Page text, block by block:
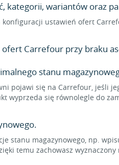
kategorii, wariantów oraz
konfiguracji ustawień ofert
Carrefour przy braku
stanu
pojawi się na Carrefour, jeśli
wyprzeda się równolegle do
stanu magazynowego, np.
temu zachowasz